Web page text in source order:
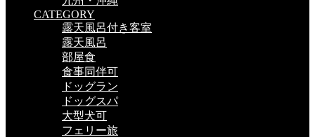
CATEGORY
露天風呂付き客室
露天風呂
部屋食
食事同伴可
ドッグラン
ドッグスパ
大型犬可
フェリー旅